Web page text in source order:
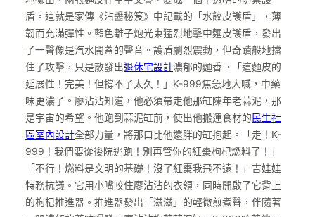
盾。這就是家傳《沾醬秘笈》中記載的「水餃皮護盾」，薄
韌而充滿彈性。藍色離子炮光束猛烈地擊中麵皮護盾，發出
了一聲像是汽水開蓋的聲音。護盾劇烈震動，但奇蹟般地擋
住了攻擊，只是散發出退休宅設計濃郁的麵香。「這麵皮的
延展性！完美！但撐不了太久！」K-999焦急地大喊，中藥
味更濃了。廖沾沾知道，他必須帶走他那缸陳年老蒜泥，那
是宇宙的希望。他跑到蒜泥缸前，使出他搬運食材的民生社
區室內設計全部力量，將那口比他還胖的缸抱起。「走！K-
999！我們要從後院逃跑！別再管你的紅棗枸杞燃料了！」
「不行！燃料是文明的基礎！沒了紅棗我飛不遠！」吉娃娃
特務抗議。它用小嘴咬住廖沾沾的衣領，同時開啟了它背上
的枸杞推進器。推進器發出「滋滋」的輕微煎煮聲，伴隨著